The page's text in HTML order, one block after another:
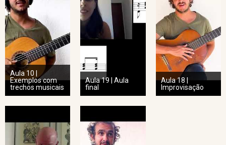
Aula 10 |
Exemplos com
trechos musicais
Aula 19 | Aula
final
Aula 18 |
Improvisação